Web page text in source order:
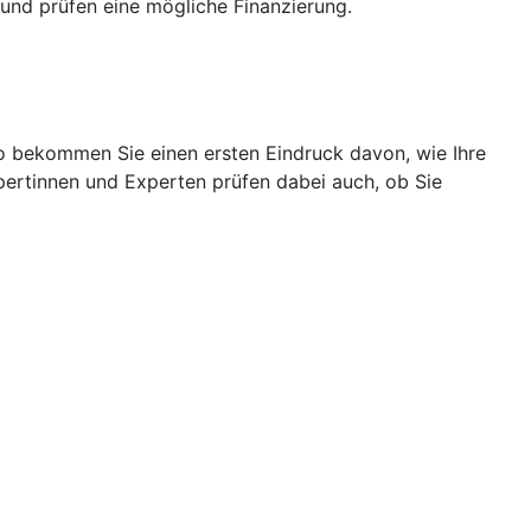
prüfen eine mögliche Finanzierung.
Sie einen ersten Eindruck davon, wie Ihre
und Experten prüfen dabei auch, ob Sie